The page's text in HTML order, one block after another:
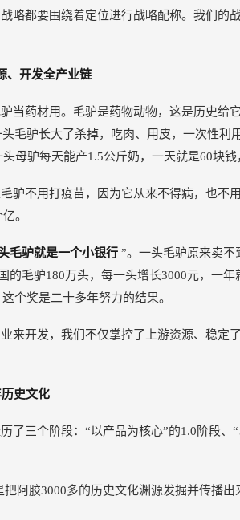
略都要围绕着定位进行战略配称。我们的
、开发全产业链
当药材用。毛驴是药物动物，这是历史给
毛驴长大了杀掉，吃肉、用皮，一次性利
母驴每天能产1.5公斤奶，一天就是60块钱
驴不用打疫苗，因为它从来不得病，也不
。
毛驴就是一个小银行 ”。一头毛驴原来卖不
的毛驴180万头，每一头增长3000元，一
个奖是二十多年努力的结果。
来开发，我们不仅掌控了上游资源、稳定
史文化
了三个阶段：“以产品为核心”的1.0阶段、
把阿胶3000多的历史文化渊源发掘并传播